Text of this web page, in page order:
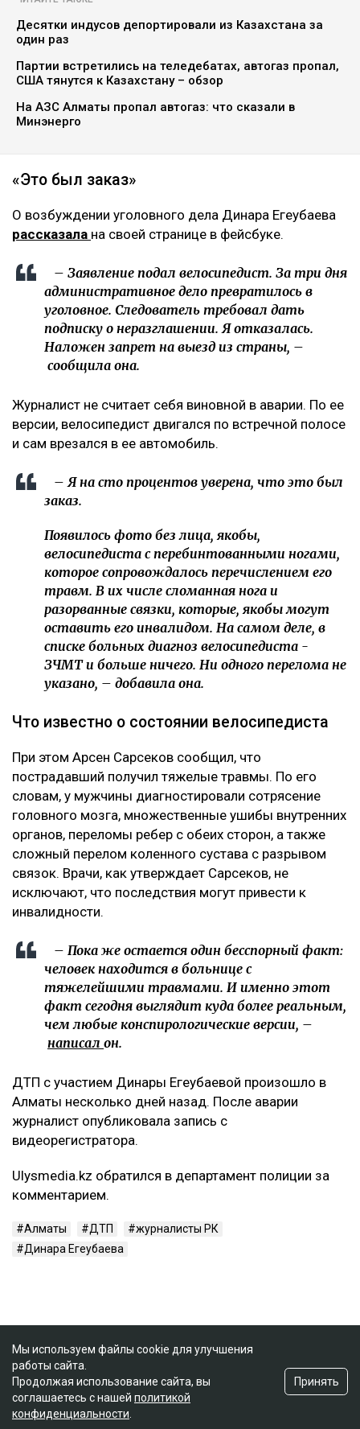
Десятки индусов депортировали из Казахстана за
один раз
Партии встретились на теледебатах, автогаз пропал,
США тянутся к Казахстану – обзор
На АЗС Алматы пропал автогаз: что сказали в
Минэнерго
«Это был заказ»
О возбуждении уголовного дела Динара Егеубаева
рассказала на своей странице в фейсбуке.
– Заявление подал велосипедист. За три дня
административное дело превратилось в
уголовное. Следователь требовал дать
подписку о неразглашении. Я отказалась.
Наложен запрет на выезд из страны, –
сообщила она.
Журналист не считает себя виновной в аварии. По ее
версии, велосипедист двигался по встречной полосе
и сам врезался в ее автомобиль.
– Я на сто процентов уверена, что это был
заказ.
Появилось фото без лица, якобы,
велосипедиста с перебинтованными ногами,
которое сопровождалось перечислением его
травм. В их числе сломанная нога и
разорванные связки, которые, якобы могут
оставить его инвалидом. На самом деле, в
списке больных диагноз велосипедиста -
ЗЧМТ и больше ничего. Ни одного перелома не
указано, – добавила она.
Что известно о состоянии велосипедиста
При этом Арсен Сарсеков сообщил, что
пострадавший получил тяжелые травмы. По его
словам, у мужчины диагностировали сотрясение
головного мозга, множественные ушибы внутренних
органов, переломы ребер с обеих сторон, а также
сложный перелом коленного сустава с разрывом
связок. Врачи, как утверждает Сарсеков, не
исключают, что последствия могут привести к
инвалидности.
– Пока же остается один бесспорный факт:
человек находится в больнице с
тяжелейшими травмами. И именно этот
факт сегодня выглядит куда более реальным,
чем любые конспирологические версии, –
написал он.
ДТП с участием Динары Егеубаевой произошло в
Алматы несколько дней назад. После аварии
журналист опубликовала запись с
видеорегистратора.
Ulysmedia.kz обратился в департамент полиции за
комментарием.
Алматы ДТП
журналисты РК
Динара Егеубаева
Мы используем файлы cookie для улучшения
работы сайта.
Продолжая использование сайта, вы
соглашаетесь с нашей политикой
конфиденциальности
Принять